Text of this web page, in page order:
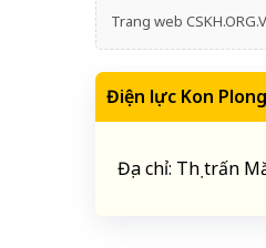
Trang web
Điện lực Kon Plong
Địa chỉ: Thị trấn